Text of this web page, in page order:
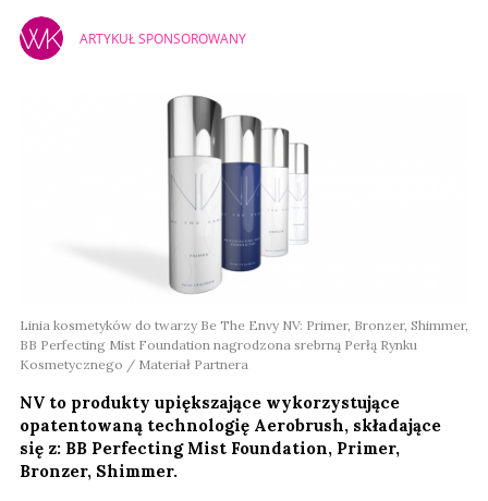
ARTYKUŁ SPONSOROWANY
Linia kosmetyków do twarzy Be The Envy NV: Primer, Bronzer, Shimmer,
BB Perfecting Mist Foundation nagrodzona srebrną Perłą Rynku
Kosmetycznego / Materiał Partnera
NV to produkty upiększające wykorzystujące
opatentowaną technologię Aerobrush, składające
się z: BB Perfecting Mist Foundation, Primer,
Bronzer, Shimmer.